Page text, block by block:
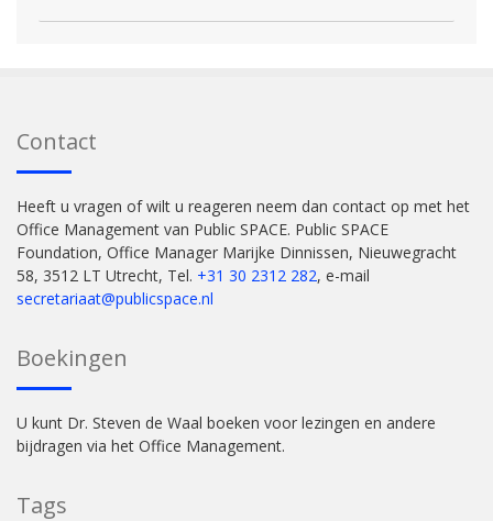
Contact
Heeft u vragen of wilt u reageren neem dan contact op met het
Office Management van Public SPACE. Public SPACE
Foundation, Office Manager Marijke Dinnissen, Nieuwegracht
58, 3512 LT Utrecht, Tel. +31 30 2312 282, e-mail
secretariaat@publicspace.nl
Boekingen
U kunt Dr. Steven de Waal boeken voor lezingen en andere
bijdragen via het Office Management.
Tags